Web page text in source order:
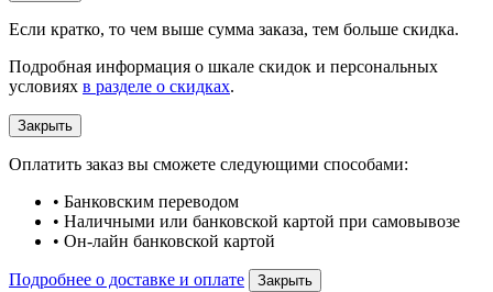
Если кратко, то чем выше сумма заказа, тем больше скидка.
Подробная информация о шкале скидок и персональных
условиях в разделе о скидках.
Закрыть
Оплатить заказ вы сможете следующими способами:
• Банковским переводом
• Наличными или банковской картой при самовывозе
• Он-лайн банковской картой
Подробнее о доставке и оплате Закрыть